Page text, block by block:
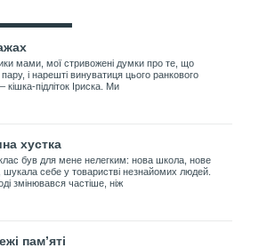
мами, мої стривожені думки про те, що
і нарешті винуватиця цього ранкового
кішка-підліток Іриска. Ми
хустка
був для мене нелегким: нова школа, нове
шукала себе у товаристві незнайомих людей.
змінювався частіше, ніж
пам’яті